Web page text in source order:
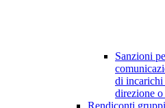
Sanzioni
di
direzione